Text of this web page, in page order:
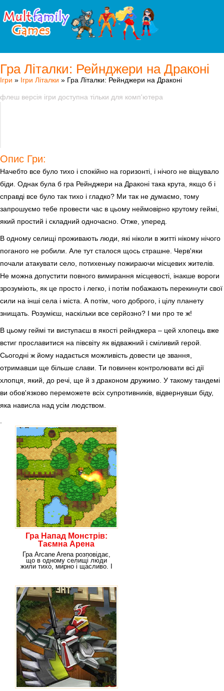
Гра Літалки: Рейнджери на Драконі
Ігри » Ігри Літалки » Гра Літалки: Рейнджери на Драконі
флеш версія ігри доступна тільки для комп'ютера
Опис Гри:
Начебто все було тихо і спокійно на горизонті, і нічого не віщувало
біди. Однак була б гра Рейнджери на Драконі така крута, якщо б і
справді все було так тихо і гладко? Ми так не думаємо, тому
запрошуємо тебе провести час в цьому неймовірно крутому геймі,
який простий і складний одночасно. Отже, уперед.
В одному селищі проживають люди, які ніколи в житті нікому нічого
поганого не робили. Але тут сталося щось страшне. Черв'яки
почали атакувати село, потихеньку пожираючи місцевих жителів.
Не можна допустити повного вимирання місцевості, інакше вороги
зрозуміють, як це просто і легко, і потім побажають перекинути свої
сили на інші села і міста. А потім, чого доброго, і цілу планету
знищать. Розумієш, наскільки все серйозно? І ми про те ж!
В цьому геймі ти виступаєш в якості рейнджера – цей хлопець вже
встиг прославитися на півсвіту як відважний і сміливий герой.
Сьогодні ж йому надається можливість довести це звання,
отримавши ще більше слави. Ти повинен контролювати всі дії
хлопця, який, до речі, ще й з драконом дружимо. У такому тандемі
ви обов'язково переможете всіх супротивників, відвернувши біду,
яка нависла над усім людством.
Гра Напад Монстрів:
Таємна Арена
Гра Arcane Arena розповідає,
що в одному селищі люди
жили тихо, мирно і щасливо. І